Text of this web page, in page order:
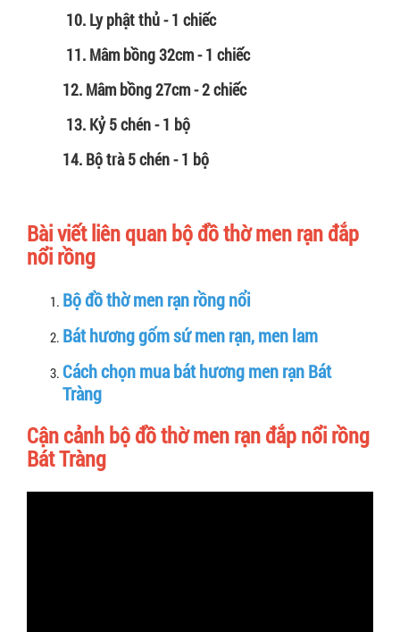
10. Ly phật thủ - 1 chiếc
11. Mâm bồng 32cm - 1 chiếc
12. Mâm bồng 27cm - 2 chiếc
13. Kỷ 5 chén - 1 bộ
14. Bộ trà 5 chén - 1 bộ
Bài viết liên quan bộ đồ thờ men rạn đắp
nổi rồng
Bộ đồ thờ men rạn rồng nổi
Bát hương gốm sứ men rạn, men lam
Cách chọn mua bát hương men rạn Bát
Tràng
Cận cảnh bộ đồ thờ men rạn đắp nổi rồng
Bát Tràng